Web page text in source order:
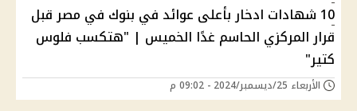
10 شهادات ادخار بأعلى عوائد في بنوك في مصر قبل
قرار المركزي الحاسم غدًا الخميس | "هتكسب فلوس
كتير"
الأربعاء 25/ديسمبر/2024 - 09:02 م